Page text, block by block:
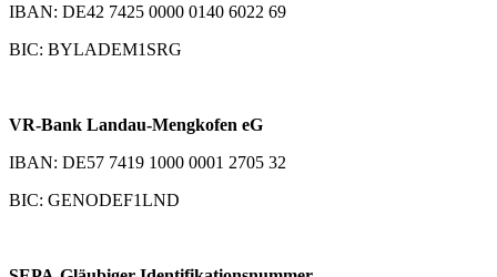
IBAN: DE42 7425 0000 0140 6022 69
BIC: BYLADEM1SRG
VR-Bank Landau-Mengkofen eG
IBAN: DE57 7419 1000 0001 2705 32
BIC: GENODEF1LND